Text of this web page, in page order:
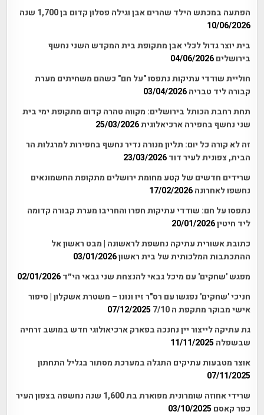
הפתעה במכתש הילד שהרים אבן וגילה פסלון קדום בן 1,700 שנה
10/06/2026
בית יוצר גדול לכלי אבן מתקופת בית המקדש השני נחשף
בירושלים 04/06/2026
חוליית שודדי עתיקות נתפסו "על חם" כשהם משחיתים מערת
קבורה ליד טבריה 03/04/2026
תחת רחבת הכותל בירושלים: מקווה טהרה קדום מתקופת ימי בית
שני נחשף בחפירה ארכיאלוגית25/03/2026
זה לא קורה כל יום: תליון מנורה נדיר נחשף בחפירות למרגלות הר
הבית, צפונית לעיר דוד 23/03/2026
שרידים חדשים של קטע מחומת ירושלים מתקופת החשמונאים
נחשפו לאחרונה 17/02/2026
נתפסו על חם: שודדי עתיקות חפרו והחריבו מערת קבורה קדומה
ליד חיטין20/01/2026
כתובת אשורית עתיקה נחשפת לראשונה | מבט ראשון אל
ההתכתבות המלכותית של בית ראשון03/01/2026
מפגש 'שחקים' עם מיכל גבאי להנצחת שני גבאי הי״ד 02/01/2026
חניכי 'שחקים' נפגשו עם רס"ר זיו ונונו – משטרת אשקלון | סיפור
אישי מבוקר מתקפת ה 7/10
07/12/2025
גת עתיקה לייצור יין נחנכה בפארק ארכיאולוגי חדש במושב זרחיה
שבשפלה 11/11/2025
אוצר מטבעות עתיקים התגלה במערכת מסתור בגליל התחתון
07/11/2025
שרידי אחוזה שומרונית מפוארת בת 1,600 שנה נחשפה בצפון העיר
כפר קאסם 03/10/2025